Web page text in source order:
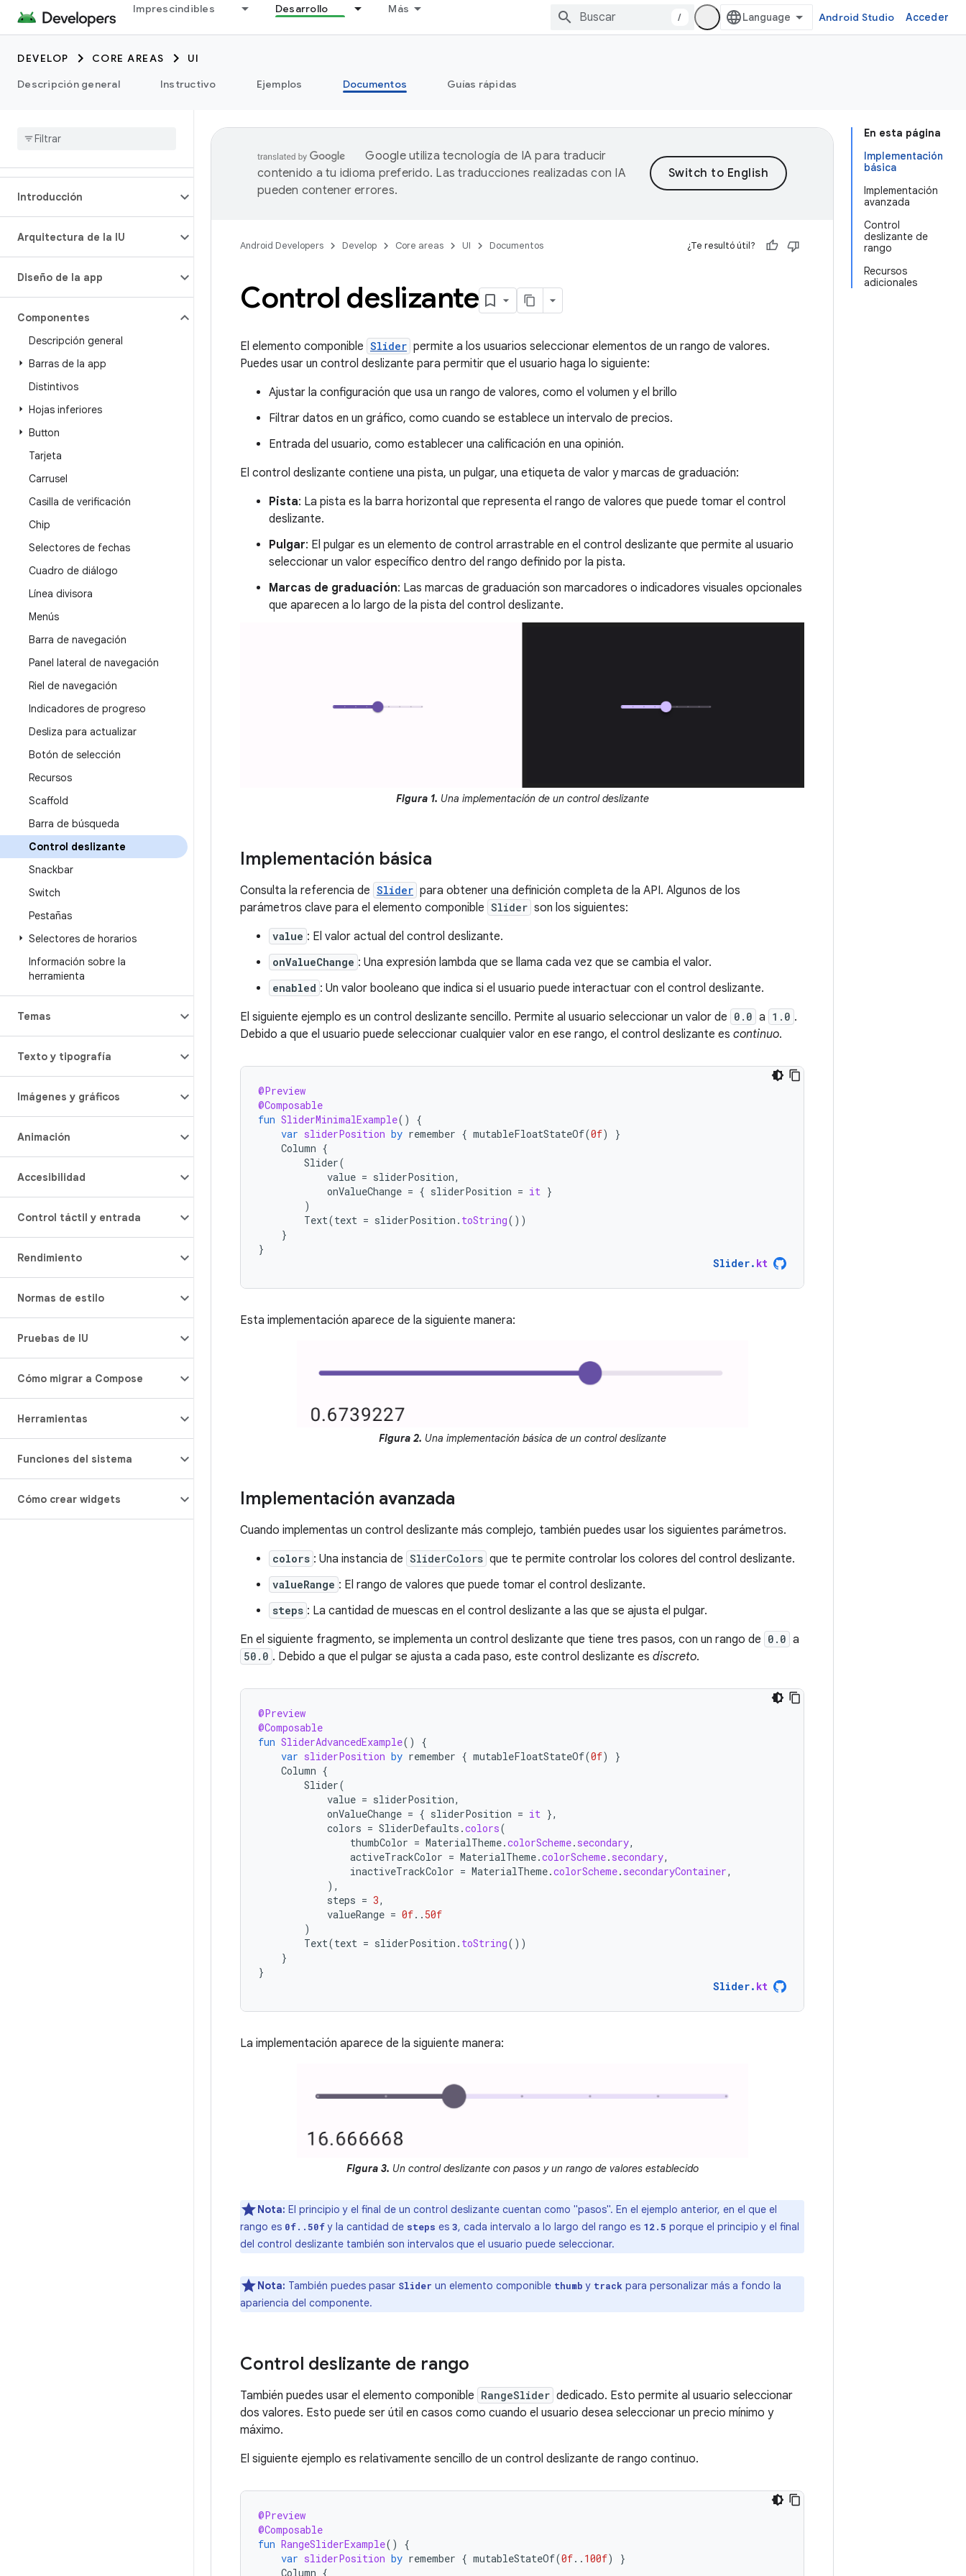
Imprescindibles Desarrollo Más
/ Android Studio Acceder
DEVELOP CORE AREAS
UI
Descripción general
Instructivo Ejemplos Documentos Guías rápidas
Introducción
Arquitectura de la IU
Diseño de la app
Componentes
Descripción general
Barras de la app
Distintivos
Hojas inferiores
Button
Tarjeta
Carrusel
Casilla de verificación
Chip
Selectores de fechas
Cuadro de diálogo
Línea divisora
Menús
Barra de navegación
Panel lateral de navegación
Riel de navegación
Indicadores de progreso
Desliza para actualizar
Botón de selección
Recursos
Scaffold
Barra de búsqueda
Control deslizante
Snackbar
Switch
Pestañas
Selectores de horarios
Información sobre la
herramienta
Temas
Texto y tipografía
Imágenes y gráficos
Animación
Accesibilidad
Control táctil y entrada
Rendimiento
Normas de estilo
Pruebas de IU
Cómo migrar a Compose
Herramientas
Funciones del sistema
Cómo crear widgets
En esta página
Implementación
básica
Implementación
avanzada
Control
deslizante de
rango
Recursos
adicionales
Google utiliza tecnología de IA para traducir
contenido a tu idioma preferido. Las traducciones realizadas con IA
pueden contener errores.
Android Developers Develop Core areas UI Documentos ¿Te resultó útil?
Control deslizante
El elemento componible Slider permite a los usuarios seleccionar elementos de un rango de valores.
Puedes usar un control deslizante para permitir que el usuario haga lo siguiente:
Ajustar la configuración que usa un rango de valores, como el volumen y el brillo
Filtrar datos en un gráfico, como cuando se establece un intervalo de precios.
Entrada del usuario, como establecer una calificación en una opinión.
El control deslizante contiene una pista, un pulgar, una etiqueta de valor y marcas de graduación:
Pista: La pista es la barra horizontal que representa el rango de valores que puede tomar el control
deslizante.
Pulgar: El pulgar es un elemento de control arrastrable en el control deslizante que permite al usuario
seleccionar un valor específico dentro del rango definido por la pista.
Marcas de graduación: Las marcas de graduación son marcadores o indicadores visuales opcionales
que aparecen a lo largo de la pista del control deslizante.
Figura 1. Una implementación de un control deslizante
Implementación básica
Consulta la referencia de Slider para obtener una definición completa de la API. Algunos de los
parámetros clave para el elemento componible Slider son los siguientes:
value : El valor actual del control deslizante.
onValueChange : Una expresión lambda que se llama cada vez que se cambia el valor.
enabled : Un valor booleano que indica si el usuario puede interactuar con el control deslizante.
El siguiente ejemplo es un control deslizante sencillo. Permite al usuario seleccionar un valor de 0.0 a 1.0 .
Debido a que el usuario puede seleccionar cualquier valor en ese rango, el control deslizante es continuo.
@Preview
@Composable
fun SliderMinimalExample()
{
var sliderPosition by remember { mutableFloatStateOf(0f)
}
Column {
Slider(
value = sliderPosition,
onValueChange = { sliderPosition = it }
)
Text(text = sliderPosition . toString())
}
}
Slider. kt
Esta implementación aparece de la siguiente manera:
Figura 2. Una implementación básica de un control deslizante
Implementación avanzada
Cuando implementas un control deslizante más complejo, también puedes usar los siguientes parámetros.
colors : Una instancia de SliderColors que te permite controlar los colores del control deslizante.
valueRange : El rango de valores que puede tomar el control deslizante.
steps : La cantidad de muescas en el control deslizante a las que se ajusta el pulgar.
En el siguiente fragmento, se implementa un control deslizante que tiene tres pasos, con un rango de 0.0 a
50.0 . Debido a que el pulgar se ajusta a cada paso, este control deslizante es discreto.
@Preview
@Composable
fun SliderAdvancedExample()
{
var sliderPosition by remember { mutableFloatStateOf(0f)
}
Column {
Slider(
value = sliderPosition,
onValueChange = { sliderPosition = it },
colors = SliderDefaults .colors(
thumbColor = MaterialTheme.colorScheme. secondary,
activeTrackColor = MaterialTheme.colorScheme. secondary,
inactiveTrackColor = MaterialTheme.colorScheme. secondaryContainer,
),
steps = 3,
valueRange = 0f.. 50f
)
Text(text = sliderPosition . toString())
}
}
Slider. kt
La implementación aparece de la siguiente manera:
Figura 3. Un control deslizante con pasos y un rango de valores establecido
Nota: El principio y el final de un control deslizante cuentan como "pasos". En el ejemplo anterior, en el que el
rango es 0f..50fy la cantidad de steps es 3, cada intervalo a lo largo del rango es 12.5 porque el principio y el final
del control deslizante también son intervalos que el usuario puede seleccionar.
Nota: También puedes pasar Slider un elemento componible thumb y track para personalizar más a fondo la
apariencia del componente.
Control deslizante de rango
También puedes usar el elemento componible RangeSlider dedicado. Esto permite al usuario seleccionar
dos valores. Esto puede ser útil en casos como cuando el usuario desea seleccionar un precio mínimo y
máximo.
El siguiente ejemplo es relativamente sencillo de un control deslizante de rango continuo.
@Preview
@Composable
fun RangeSliderExample()
{
var sliderPosition by remember { mutableStateOf(0f.. 100f)
}
Column {